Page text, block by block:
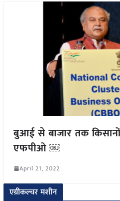
बुआई से बाजार तक
एफपीओ ￼
April 21, 2022
एग्रीकल्चर मशीन